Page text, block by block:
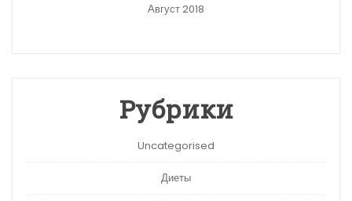
Август 2018
Рубрики
Uncategorised
Диеты